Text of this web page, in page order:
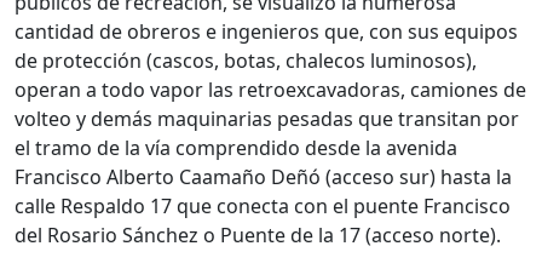
cantidad de obreros e ingenieros que, con sus equipos
de protección (cascos, botas, chalecos luminosos),
operan a todo vapor las retroexcavadoras, camiones de
volteo y demás maquinarias pesadas que transitan por
el tramo de la vía comprendido desde la avenida
Francisco Alberto Caamaño Deñó (acceso sur) hasta la
calle Respaldo 17 que conecta con el puente Francisco
del Rosario Sánchez o Puente de la 17 (acceso norte).